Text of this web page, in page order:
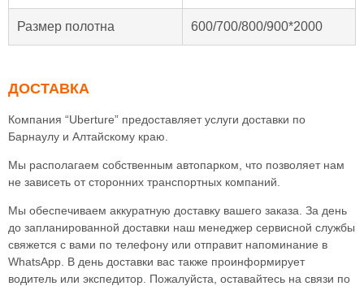
Размер полотна 600/700/800/900*2000
ДОСТАВКА
Компания “Uberture” предоставляет услуги доставки по
Барнаулу и Алтайскому краю.
Мы располагаем собственным автопарком, что позволяет нам
не зависеть от сторонних транспортных компаний.
Мы обеспечиваем аккуратную доставку вашего заказа. За день
до запланированной доставки наш менеджер сервисной службы
свяжется с вами по телефону или отправит напоминание в
WhatsApp. В день доставки вас также проинформирует
водитель или экспедитор. Пожалуйста, оставайтесь на связи по